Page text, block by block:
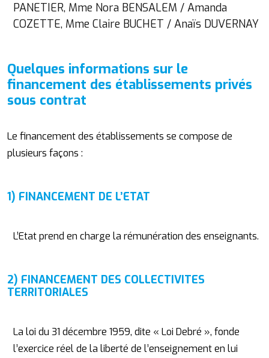
PANETIER, Mme Nora BENSALEM / Amanda
COZETTE, Mme Claire BUCHET / Anaïs DUVERNAY
Quelques informations sur le
financement des établissements privés
sous contrat
Le financement des établissements se compose de
plusieurs façons :
1) FINANCEMENT DE L’ETAT
L’Etat prend en charge la rémunération des enseignants.
2) FINANCEMENT DES COLLECTIVITES
TERRITORIALES
La loi du 31 décembre 1959, dite « Loi Debré », fonde
l’exercice réel de la liberté de l’enseignement en lui